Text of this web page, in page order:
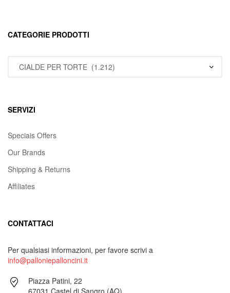
CATEGORIE PRODOTTI
SERVIZI
Speciais Offers
Our Brands
Shipping & Returns
Affiliates
CONTATTACI
Per qualsiasi informazioni, per favore scrivi a
info@palloniepalloncini.it
Piazza Patini, 22